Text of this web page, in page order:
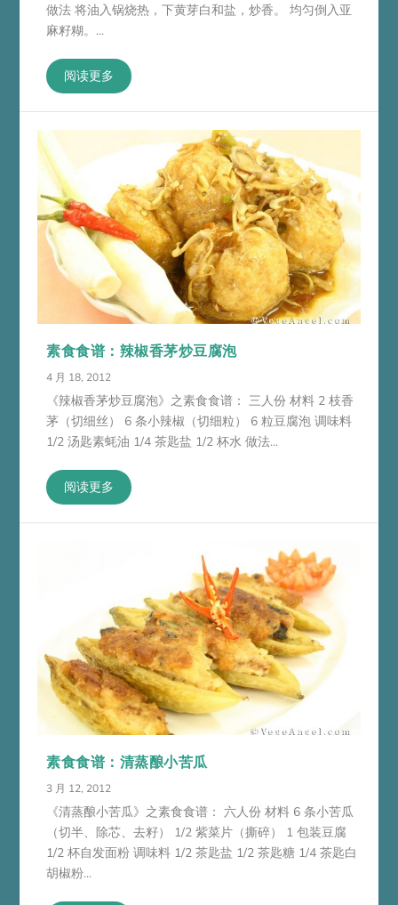
做法 将油入锅烧热，下黄芽白和盐，炒香。 均匀倒入亚
麻籽糊。...
阅读更多
素食食谱：辣椒香茅炒豆腐泡
4 月 18, 2012
《辣椒香茅炒豆腐泡》之素食食谱： 三人份 材料 2 枝香
茅（切细丝） 6 条小辣椒（切细粒） 6 粒豆腐泡 调味料
1/2 汤匙素蚝油 1/4 茶匙盐 1/2 杯水 做法...
阅读更多
素食食谱：清蒸酿小苦瓜
3 月 12, 2012
《清蒸酿小苦瓜》之素食食谱： 六人份 材料 6 条小苦瓜
（切半、除芯、去籽） 1/2 紫菜片（撕碎） 1 包装豆腐
1/2 杯自发面粉 调味料 1/2 茶匙盐 1/2 茶匙糖 1/4 茶匙白
胡椒粉...